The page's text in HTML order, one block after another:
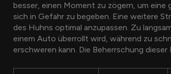
besser, einen Moment zu zögern, um
sich in Gefahr zu begeben. Eine weitere
des Huhns optimal anzupassen. Zu
einem Auto überrollt wird, während zu
erschweren kann. Die Beherrschung